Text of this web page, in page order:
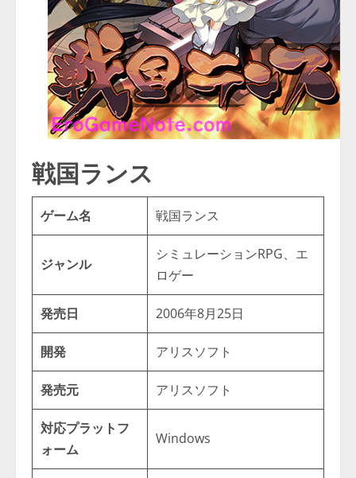
戦国ランス
ゲーム名 戦国ランス
ジャンル
シミュレーションRPG、エ
ロゲー
発売日 2006年8月25日
開発 アリスソフト
発売元 アリスソフト
対応プラットフ
ォーム
Windows